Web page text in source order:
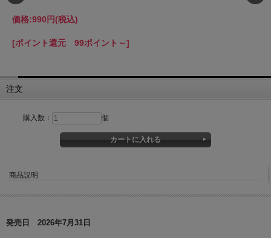
価格:990円(税込)
[ポイント還元 99ポイント～]
注文
購入数： 個
商品説明
発売日 2026年7月31日